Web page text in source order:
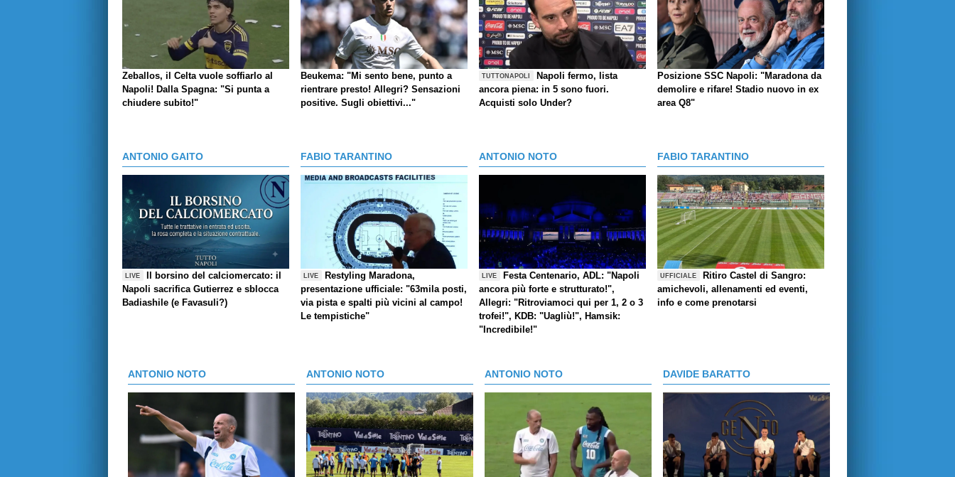
Zeballos, il Celta vuole soffiarlo al
Napoli! Dalla Spagna: "Si punta a
chiudere subito!"
Beukema: "Mi sento bene, punto a
rientrare presto! Allegri? Sensazioni
positive. Sugli obiettivi..."
TUTTONAPOLI
Napoli fermo, lista
ancora piena: in 5 sono fuori.
Acquisti solo Under?
Posizione SSC Napoli: "Maradona da
demolire e rifare! Stadio nuovo in ex
area Q8"
ANTONIO GAITO
LIVE
Il borsino del calciomercato: il
Napoli sacrifica Gutierrez e sblocca
Badiashile (e Favasuli?)
FABIO TARANTINO
LIVE
Restyling Maradona,
presentazione ufficiale: "63mila posti,
via pista e spalti più vicini al campo!
Le tempistiche"
ANTONIO NOTO
LIVE
Festa Centenario, ADL: "Napoli
ancora più forte e strutturato!",
Allegri: "Ritroviamoci qui per 1, 2 o 3
trofei!", KDB: "Uagliù!", Hamsik:
"Incredibile!"
FABIO TARANTINO
UFFICIALE
Ritiro Castel di Sangro:
amichevoli, allenamenti ed eventi,
info e come prenotarsi
ANTONIO NOTO ANTONIO NOTO ANTONIO NOTO DAVIDE BARATTO